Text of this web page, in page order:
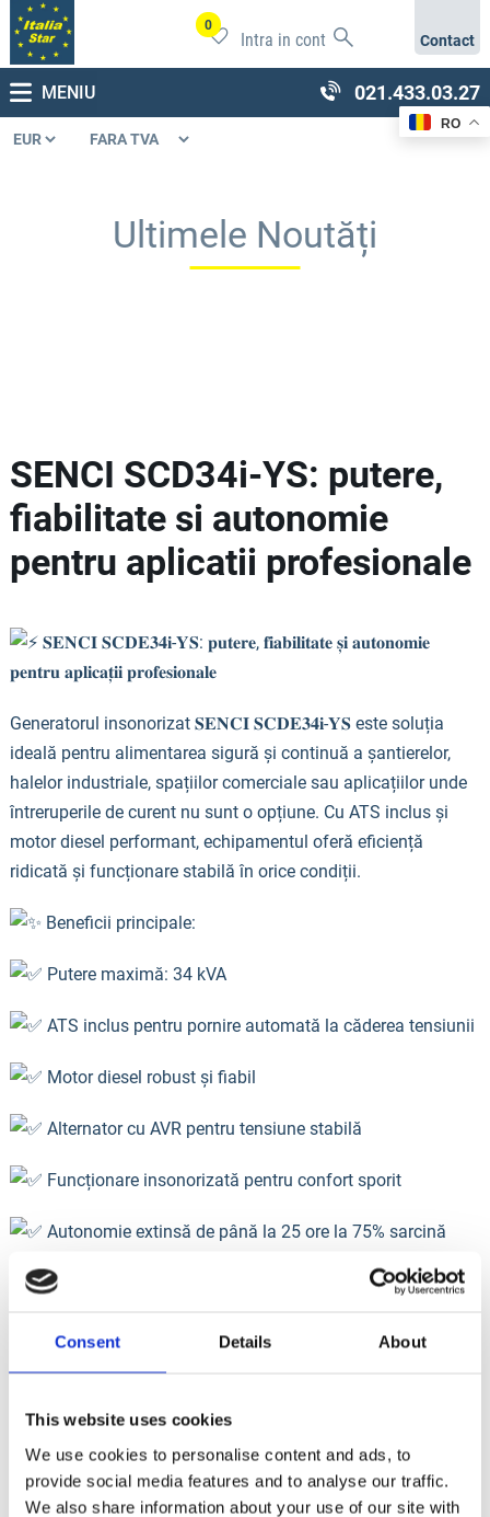
Consent Details About
This website uses cookies
We use cookies to personalise content and ads, to
provide social media features and to analyse our traffic.
We also share information about your use of our site with
0
Intra in cont Contact
MENIU 021.433.03.27
Ultimele Noutăți
SENCI SCD34i-YS: putere,
fiabilitate si autonomie
pentru aplicatii profesionale
𝐒𝐄𝐍𝐂𝐈 𝐒𝐂𝐃𝐄𝟑𝟒𝐢-𝐘𝐒: 𝐩𝐮𝐭𝐞𝐫𝐞, 𝐟𝐢𝐚𝐛𝐢𝐥𝐢𝐭𝐚𝐭𝐞 𝐬̦𝐢 𝐚𝐮𝐭𝐨𝐧𝐨𝐦𝐢𝐞
𝐩𝐞𝐧𝐭𝐫𝐮 𝐚𝐩𝐥𝐢𝐜𝐚𝐭̦𝐢𝐢 𝐩𝐫𝐨𝐟𝐞𝐬𝐢𝐨𝐧𝐚𝐥𝐞
Generatorul insonorizat 𝐒𝐄𝐍𝐂𝐈 𝐒𝐂𝐃𝐄𝟑𝟒𝐢-𝐘𝐒 este soluția
ideală pentru alimentarea sigură și continuă a șantierelor,
halelor industriale, spațiilor comerciale sau aplicațiilor unde
întreruperile de curent nu sunt o opțiune. Cu ATS inclus și
motor diesel performant, echipamentul oferă eficiență
ridicată și funcționare stabilă în orice condiții.
Beneficii principale:
Putere maximă: 34 kVA
ATS inclus pentru pornire automată la căderea tensiunii
Motor diesel robust și fiabil
Alternator cu AVR pentru tensiune stabilă
Funcționare insonorizată pentru confort sporit
Autonomie extinsă de până la 25 ore la 75% sarcină
Controller inteligent cu monitorizare și control de la
energie sigură și constantă.
Descoperă produsul:https://www.senci.ro/
…/generator-insonorizat-senci…/
RO